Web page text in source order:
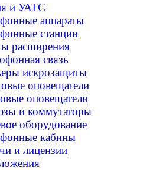
и УАТС
аппараты
станции
расширения
связь
искрозащиты
оповещатели
оповещатели
и коммутаторы
оборудование
кабины
и лицензии